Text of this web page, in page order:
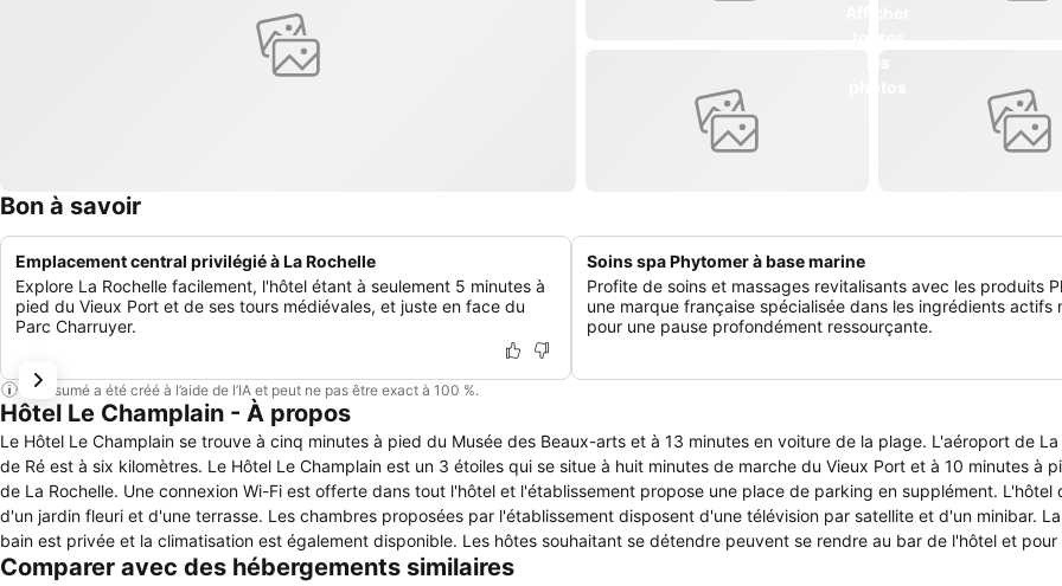
Bon à savoir
Emplacement central privilégié à La Rochelle
Explore La Rochelle facilement, l'hôtel étant à seulement 5 minutes à
pied du Vieux Port et de ses tours médiévales, et juste en face du
Parc Charruyer.
Soins spa Phytomer à base marine
Profite de soins et massages revitalisants avec les produits
une marque française spécialisée dans les ingrédients actifs
pour une pause profondément ressourçante.
Ce résumé a été créé à l’aide de l’IA et peut ne pas être exact à 100 %.
Hôtel Le Champlain - À propos
Le Hôtel Le Champlain se trouve à cinq minutes à pied du Musée des Beaux-arts et à 13 minutes en voiture de la plage. L'aéroport de La
de Ré est à six kilomètres. Le Hôtel Le Champlain est un 3 étoiles qui se situe à huit minutes de marche du Vieux Port et à 10 minutes à
de La Rochelle. Une connexion Wi-Fi est offerte dans tout l'hôtel et l'établissement propose une place de parking en supplément. L'hôtel
d'un jardin fleuri et d'une terrasse. Les chambres proposées par l'établissement disposent d'une télévision par satellite et d'un minibar.
bain est privée et la climatisation est également disponible. Les hôtes souhaitant se détendre peuvent se rendre au bar de l'hôtel et pour
ils auront le choix entre les restaurants situés à proximité comme Les Flots à un kilomètre de marche. Un petit-déjeuner buffet est servi en
Comparer avec des hébergements similaires